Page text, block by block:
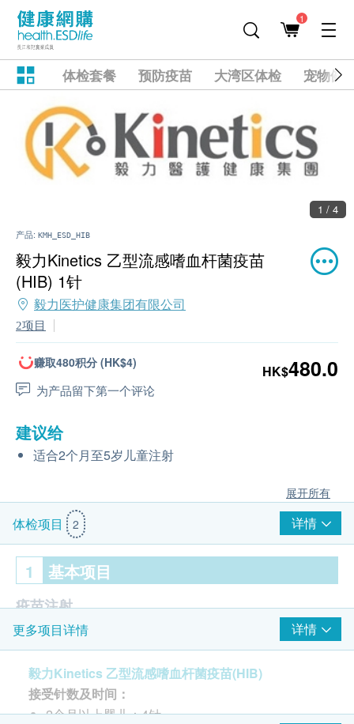
1
体检套餐 预防疫苗 大湾区体检 宠物健
1 / 4
产品: KMH_ESD_HIB
毅力Kinetics 乙型流感嗜血杆菌疫苗
(HIB) 1针
毅力医护健康集团有限公司
2项目
赚取480积分 (HK$4)
为产品留下第一个评论
HK$480.0
建议给
适合2个月至5岁儿童注射
展开所有
体检项目 2 详情
1 基本项目
疫苗注射
乙型流感嗜血杆菌疫苗 1针
更多项目详情 详情
毅力Kinetics 乙型流感嗜血杆菌疫苗(HIB)
接受针数及时间：
2个月以上婴儿：4针